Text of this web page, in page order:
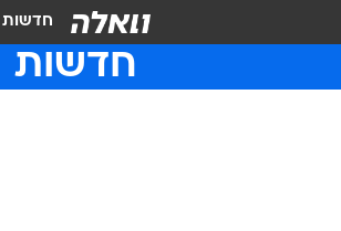
חדשות
חדשות